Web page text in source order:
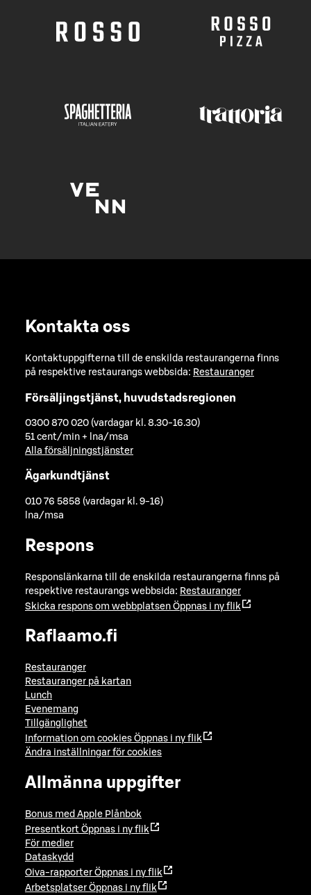
Kontakta oss
Kontaktuppgifterna till de enskilda restaurangerna finns
på respektive restaurangs webbsida: Restauranger
Försäljingstjänst, huvudstadsregionen
0300 870 020 (vardagar kl. 8.30-16.30)
51 cent/min + lna/msa
Alla försäljningstjänster
Ägarkundtjänst
010 76 5858 (vardagar kl. 9-16)
lna/msa
Respons
Responslänkarna till de enskilda restaurangerna finns på
respektive restaurangs webbsida: Restauranger
Skicka respons om webbplatsen Öppnas i ny flik
Raflaamo.fi
Restauranger
Restauranger på kartan
Lunch
Evenemang
Tillgänglighet
Information om cookies Öppnas i ny flik
Ändra inställningar för cookies
Allmänna uppgifter
Bonus med Apple Plånbok
Presentkort Öppnas i ny flik
För medier
Dataskydd
Oiva-rapporter Öppnas i ny flik
Arbetsplatser Öppnas i ny flik